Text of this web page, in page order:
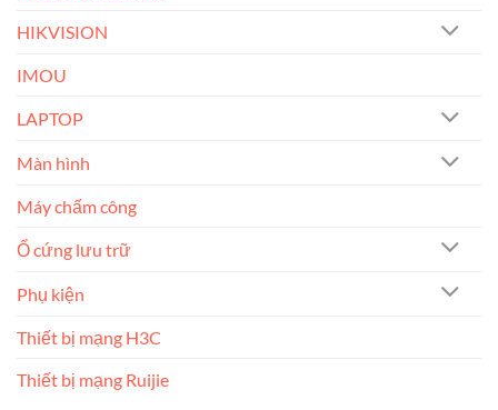
HIKVISION
IMOU
LAPTOP
Màn hình
Máy chấm công
Ổ cứng lưu trữ
Phụ kiện
Thiết bị mạng H3C
Thiết bị mạng Ruijie